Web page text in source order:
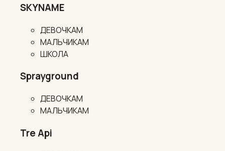
SKYNAME
ДЕВОЧКАМ
МАЛЬЧИКАМ
ШКОЛА
Sprayground
ДЕВОЧКАМ
МАЛЬЧИКАМ
Tre Api